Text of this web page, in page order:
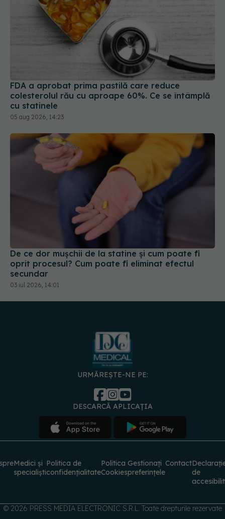
FDA a aprobat prima pastilă care reduce
colesterolul rău cu aproape 60%. Ce se întâmplă
cu statinele
05 aug 2026, 14:23
De ce dor mușchii de la statine și cum poate fi
oprit procesul? Cum poate fi eliminat efectul
secundar
03 iul 2026, 14:01
URMĂREȘTE-NE PE:
Medici și Politica de
Politica Gestionați Contact